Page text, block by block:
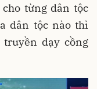
từng dân tộc
dân tộc nào thì
dạy cồng